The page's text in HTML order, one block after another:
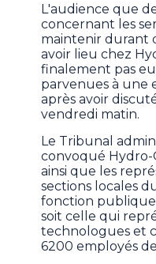
L'audience que
concernant les
maintenir durant
avoir lieu chez
finalement pas
parvenues à une
après avoir
vendredi matin.
Le Tribunal
convoqué
ainsi que les
sections locales
fonction publique
soit celle qui
technologues et
6200 employés